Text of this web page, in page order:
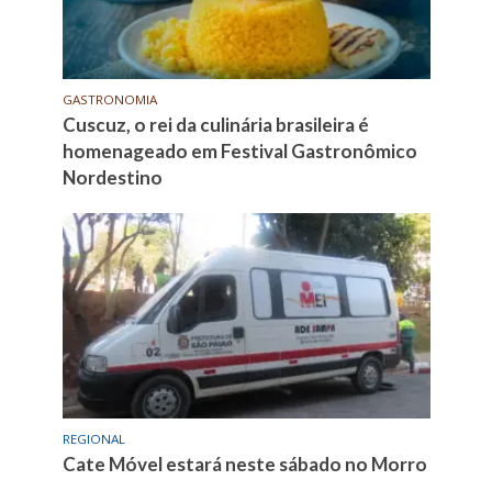
GASTRONOMIA
Cuscuz, o rei da culinária brasileira é
homenageado em Festival Gastronômico
Nordestino
REGIONAL
Cate Móvel estará neste sábado no Morro